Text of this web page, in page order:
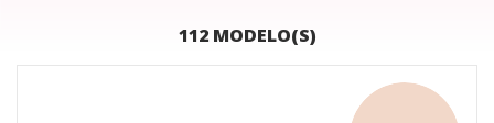
112 MODELO(S)